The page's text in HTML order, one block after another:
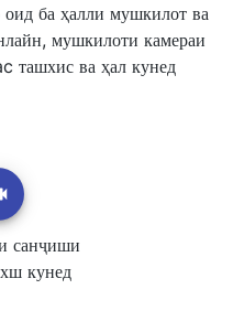
ба ҳалли мушкилот ва
мушкилоти камераи
ташхис ва ҳал кунед
санҷиши
кунед